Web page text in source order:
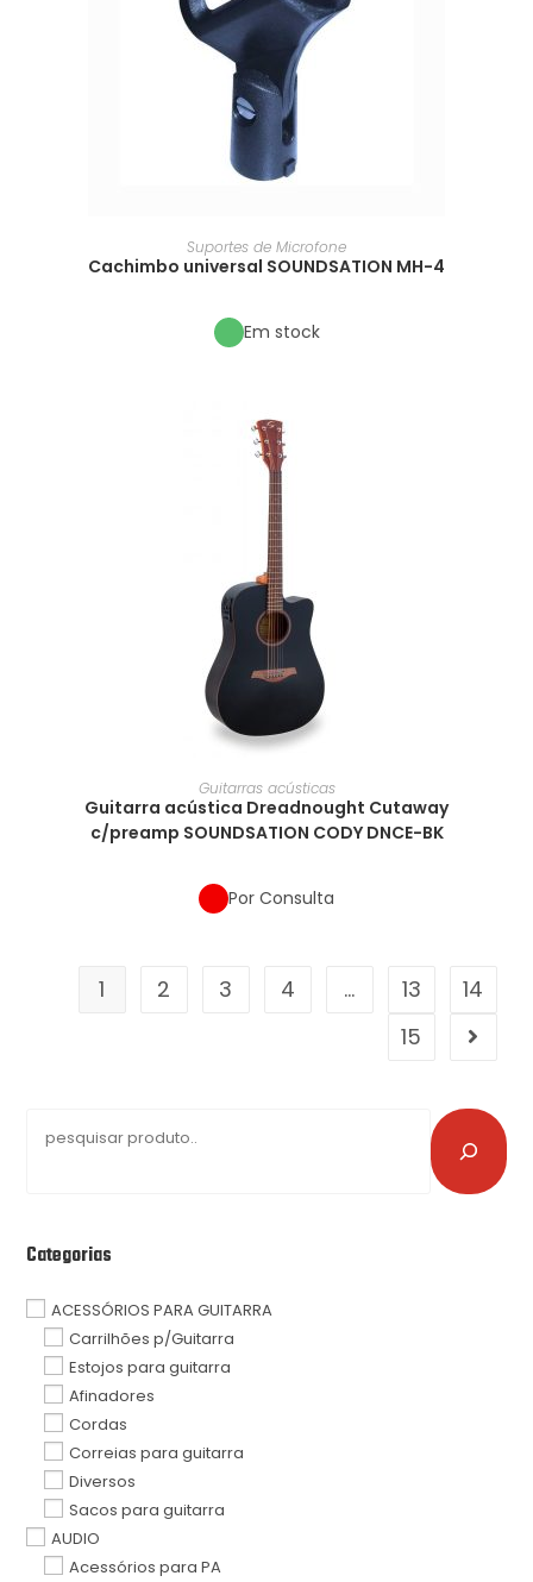
Suportes de Microfone
Cachimbo universal SOUNDSATION MH-4
Em stock
Guitarras acústicas
Guitarra acústica Dreadnought Cutaway
c/preamp SOUNDSATION CODY DNCE-BK
Por Consulta
1 2 3 4 … 13
14
15
Categorias
ACESSÓRIOS PARA GUITARRA
Carrilhões p/Guitarra
Estojos para guitarra
Afinadores
Cordas
Correias para guitarra
Diversos
Sacos para guitarra
AUDIO
Acessórios para PA